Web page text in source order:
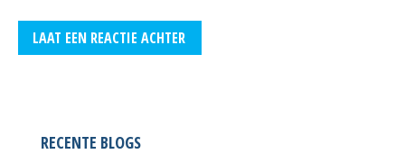
LAAT EEN REACTIE ACHTER
RECENTE BLOGS